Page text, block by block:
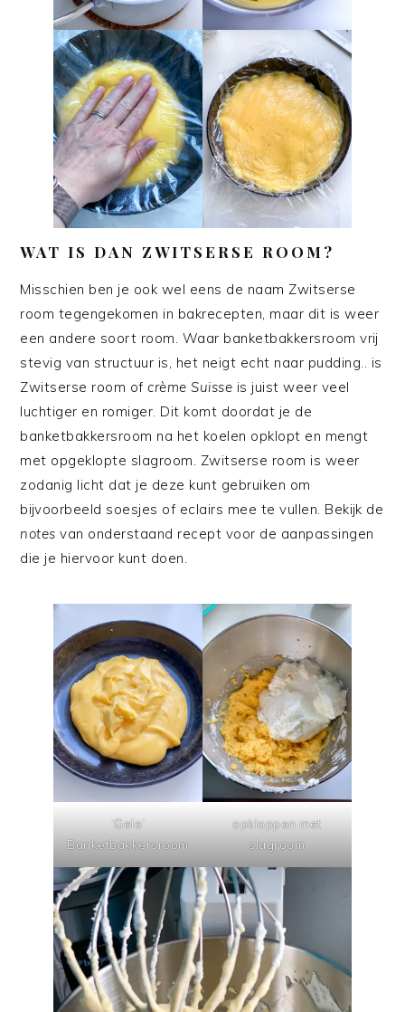
WAT IS DAN ZWITSERSE ROOM?
Misschien ben je ook wel eens de naam Zwitserse
room tegengekomen in bakrecepten, maar dit is weer
een andere soort room. Waar banketbakkersroom vrij
stevig van structuur is, het neigt echt naar pudding.. is
Zwitserse room ofcrème Suisse is juist weer veel
luchtiger en romiger. Dit komt doordat je de
banketbakkersroom na het koelen opklopt en mengt
met opgeklopte slagroom. Zwitserse room is weer
zodanig licht dat je deze kunt gebruiken om
bijvoorbeeld soesjes of eclairs mee te vullen. Bekijk de
notes van onderstaand recept voor de aanpassingen
die je hiervoor kunt doen.
‘Gele’
Banketbakkersroom
opkloppen met
slagroom